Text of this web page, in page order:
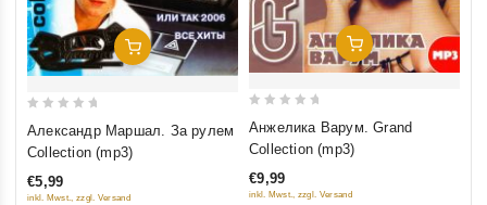
Добавить В Корзину
5
Александр Маршал. За рулем
Collection (mp3)
€5,99
inkl. Mwst., zzgl. Versand
Добавить В Корзину
5
Анжелика Варум. Grand
Collection (mp3)
€9,99
inkl. Mwst., zzgl. Versand